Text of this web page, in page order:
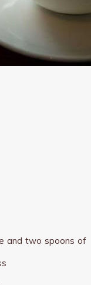
and two spoons of